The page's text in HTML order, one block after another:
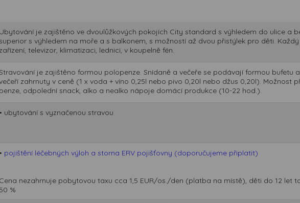
je zajištěno ve dvoulůžkových pokojích City standard s výhledem do ulice a
s výhledem na moře a s balkonem, s možností až dvou přistýlek pro děti.
televizor, klimatizaci, lednici, v koupelně fén.
je zajištěno formou polopenze. Snídaně a večeře se podávají formou bufetu
zahrnuty v ceně (1 x voda + víno 0,25l nebo pivo 0,20l nebo džus 0,20l). Možnost
odpolední snack, alko a nealko nápoje domácí produkce (10-22 hod.).
ubytování s vyznačenou stravou
pojištění léčebných výloh a storna ERV pojišťovny (doporučujeme připlatit)
nezahrnuje pobytovou taxu cca 1,5 EUR/os./den (platba na místě), děti do 12 let
%